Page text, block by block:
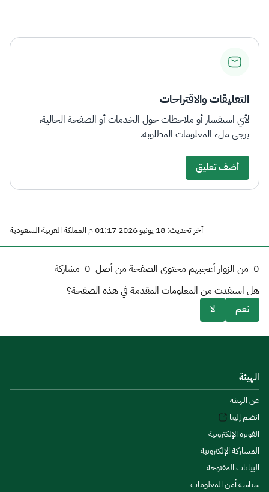
التعليقات والاقتراحات
لأي استفسار أو ملاحظات حول الخدمات أو الصفحة الحالية،
يرجى ملء المعلومات المطلوبة.
أضف تعليق
آخر تحديث: 18 يونيو 2026 01:17 م المملكة العربية السعودية
0 من الزوار أعجبهم محتوى الصفحة من أصل 0 مشاركة
هل استفدت من المعلومات المقدمة في هذه الصفحة؟
نعم
لا
الهيئة
عن الهيئة
انضم إلينا
الفوترة الإلكترونية
المشاركة الإلكترونية
البيانات المفتوحة
سياسة أمن المعلومات